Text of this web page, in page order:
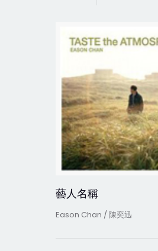
藝人名稱
Eason Chan / 陳奕迅